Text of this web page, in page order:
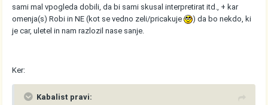
sami mal vpogleda dobili, da bi sami skusal interpretirat itd., + kar
omenja(s) Robi in NE (kot se vedno zeli/pricakuje
) da bo nekdo, ki
je car, uletel in nam razlozil nase sanje.
Ker:
Kabalist pravi: